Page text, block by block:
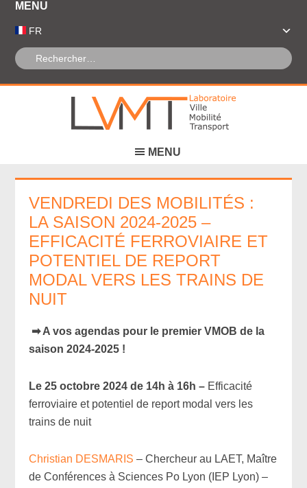
FR
VENDREDI DES MOBILITÉS :
LA SAISON 2024-2025 –
EFFICACITÉ FERROVIAIRE ET
POTENTIEL DE REPORT
MODAL VERS LES TRAINS DE
NUIT
➡ A vos agendas pour le premier VMOB de la
saison 2024-2025 !
Le 25 octobre 2024 de 14h à 16h – Efficacité
ferroviaire et potentiel de report modal vers les
trains de nuit
Christian DESMARIS – Chercheur au LAET, Maître
de Conférences à Sciences Po Lyon (IEP Lyon) –
Panneau de gestion des cookies